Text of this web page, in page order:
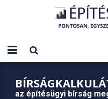
az építésügyi bírság